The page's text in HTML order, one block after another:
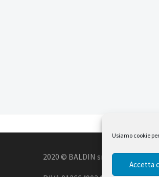
Usiamo cookie
Accetta
2020 © BALDIN srl